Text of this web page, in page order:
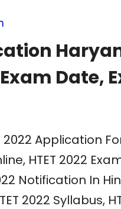
Date,
2022 Application
HTET 2022
Notification In
2022 Syllabus,